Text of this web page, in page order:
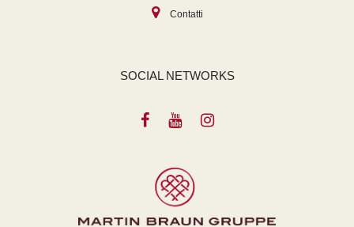
Contatti
SOCIAL NETWORKS